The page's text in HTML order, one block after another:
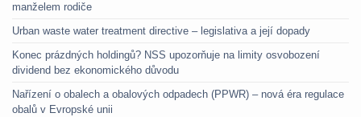
manželem rodiče
Urban waste water treatment directive – legislativa a její dopady
Konec prázdných holdingů? NSS upozorňuje na limity osvobození
dividend bez ekonomického důvodu
Nařízení o obalech a obalových odpadech (PPWR) – nová éra regulace
obalů v Evropské unii